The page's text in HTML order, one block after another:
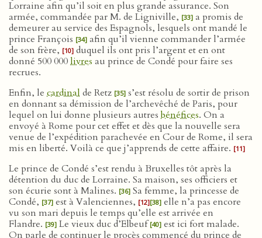
Lorraine afin qu’il soit en plus grande assurance. Son
armée, commandée par M. de Ligniville, [33] a promis de
demeurer au service des Espagnols, lesquels ont mandé le
prince François [34] afin qu’il vienne commander l’armée
de son frère, [10] duquel ils ont pris l’argent et en ont
donné 500 000livres au prince de Condé pour faire ses
recrues.
Enfin, le cardinal de Retz [35] s’est résolu de sortir de prison
en donnant sa démission de l’archevêché de Paris, pour
lequel on lui donne plusieurs autresbénéfices. On a
envoyé à Rome pour cet effet et dès que la nouvelle sera
venue de l’expédition parachevée en Cour de Rome, il sera
mis en liberté. Voilà ce que j’apprends de cette affaire. [11]
Le prince de Condé s’est rendu à Bruxelles tôt après la
détention du duc de Lorraine. Sa maison, ses officiers et
son écurie sont à Malines. [36] Sa femme, la princesse de
Condé, [37] est à Valenciennes, [12][38] elle n’a pas encore
vu son mari depuis le temps qu’elle est arrivée en
Flandre. [39] Le vieux duc d’Elbeuf[40] est ici fort malade.
On parle de continuer le procès commencé du prince de